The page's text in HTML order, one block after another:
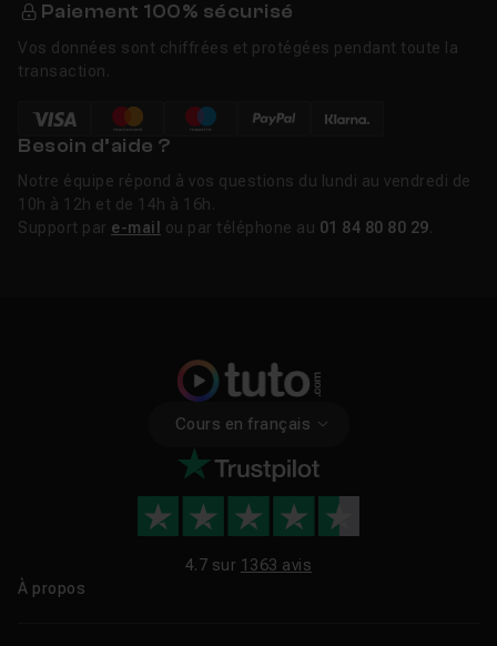
Paiement 100% sécurisé
Vos données sont chiffrées et protégées pendant toute la
transaction.
Besoin d’aide ?
Notre équipe répond à vos questions du lundi au vendredi de
10h à 12h et de 14h à 16h.
Support par e-mail ou par téléphone au 01 84 80 80 29
Cours en français
4.7 sur 1363 avis
À propos